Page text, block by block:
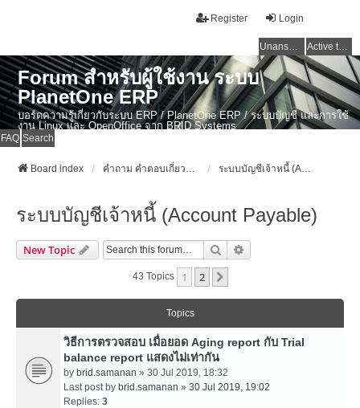
Login
Register
Unanswered topics Active topics
Forum สำหรับผู้ใช้งาน ระบบ
PlanetOne ERP
บอร์ดความรู้เกี่ยวกับระบบ ERP / PlanetOne ERP / ระบบบัญชี และการใช้
งาน Linux และ OpenOffice จาก BRID Systems
FAQ Search
Board index คำถาม คำตอบเกี่ยวกับระบบ ไทย ERP: AdvanceBusinessSystem - PlanetOne และ ERP ระบบบัญชี ระบบบัญชีเจ้าหนี้ (Account Payable)
ระบบบัญชีเจ้าหนี้ (Account Payable)
New Topic Search
43 Topics 1 2
Topics
วิธีการตรวจสอบ เมื่อยอด Aging report กับ Trial
balance report แสดงไม่เท่ากัน
by brid.samanan » 30 Jul 2019, 18:32
Last post by brid.samanan » 30 Jul 2019, 19:02
Replies: 3